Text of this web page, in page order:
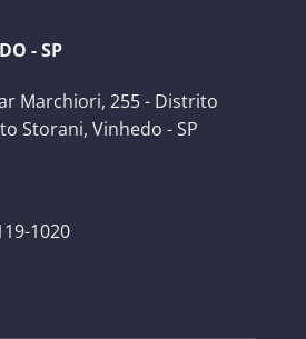
- SP
Marchiori, 255 - Distrito
Storani, Vinhedo - SP
1020